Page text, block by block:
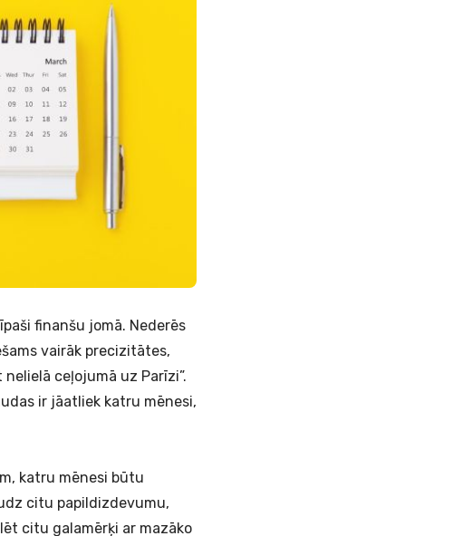
finanšu jomā. Nederēs
vairāk precizitātes,
ceļojumā uz Parīzi”.
ir jāatliek katru mēnesi,
katru mēnesi būtu
citu papildizdevumu,
citu galamērķi ar mazāko